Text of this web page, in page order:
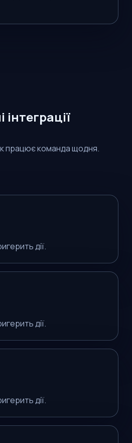
працює команда щодня.
дії.
дії.
дії.